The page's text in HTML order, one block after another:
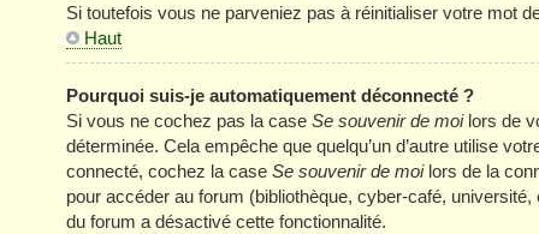
Si toutefois vous ne parveniez pas à réinitialiser votre mot
Haut
Pourquoi suis-je automatiquement déconnecté ?
Si vous ne cochez pas la case Se souvenir de moilors de
déterminée. Cela empêche que quelqu’un d’autre utilise
connecté, cochez la case Se souvenir de moilors de la
pour accéder au forum (bibliothèque, cyber-café,
du forum a désactivé cette fonctionnalité.